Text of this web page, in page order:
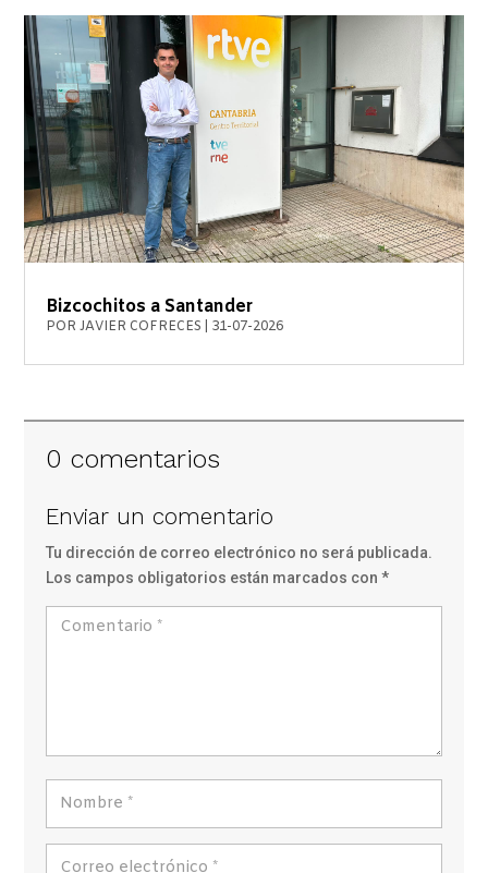
Bizcochitos a Santander
PORJAVIER COFRECES 31-07-2026
0 comentarios
Enviar un comentario
Tu dirección de correo electrónico no será publicada.
Los campos obligatorios están marcados con*